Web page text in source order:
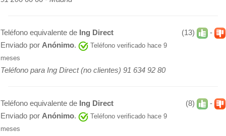
(13) -
Teléfono equivalente de Ing Direct
Enviado por Anónimo.
Teléfono verificado hace 9
meses
Teléfono para Ing Direct (no clientes) 91 634 92 80
(8) -
Teléfono equivalente de Ing Direct
Enviado por Anónimo.
Teléfono verificado hace 9
meses